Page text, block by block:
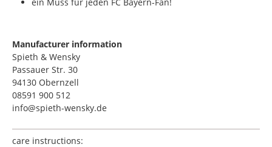
Manufacturer information
Spieth & Wensky
Passauer Str. 30
94130 Obernzell
08591 900 512
info@spieth-wensky.de
care instructions: